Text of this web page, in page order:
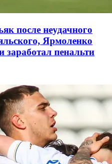
после неудачного
Ярмоленко
заработал пенальти